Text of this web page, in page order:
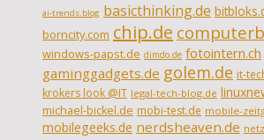
ai-trends.blog basicthinking.de
borncity.com chip.de
windows-papst.de dimdo.de fotointern.ch
gaminggadgets.de golem.de it-
krokers look @IT legal-tech-blog.de
michael-bickel.de mobi-test.de mobile-
mobilegeeks.de nerdsheaven.de